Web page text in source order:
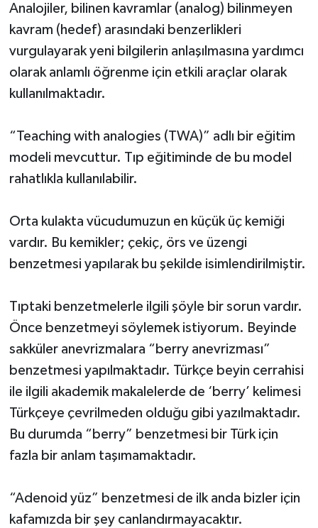
Analojiler, bilinen kavramlar (analog) bilinmeyen
kavram (hedef) arasındaki benzerlikleri
vurgulayarak yeni bilgilerin anlaşılmasına yardımcı
olarak anlamlı öğrenme için etkili araçlar olarak
kullanılmaktadır.
“Teaching with analogies (TWA)” adlı bir eğitim
modeli mevcuttur. Tıp eğitiminde de bu model
rahatlıkla kullanılabilir.
Orta kulakta vücudumuzun en küçük üç kemiği
vardır. Bu kemikler; çekiç, örs ve üzengi
benzetmesi yapılarak bu şekilde isimlendirilmiştir.
Tıptaki benzetmelerle ilgili şöyle bir sorun vardır.
Önce benzetmeyi söylemek istiyorum. Beyinde
sakküler anevrizmalara “berry anevrizması”
benzetmesi yapılmaktadır. Türkçe beyin cerrahisi
ile ilgili akademik makalelerde de ‘berry’ kelimesi
Türkçeye çevrilmeden olduğu gibi yazılmaktadır.
Bu durumda “berry” benzetmesi bir Türk için
fazla bir anlam taşımamaktadır.
“Adenoid yüz” benzetmesi de ilk anda bizler için
kafamızda bir şey canlandırmayacaktır.